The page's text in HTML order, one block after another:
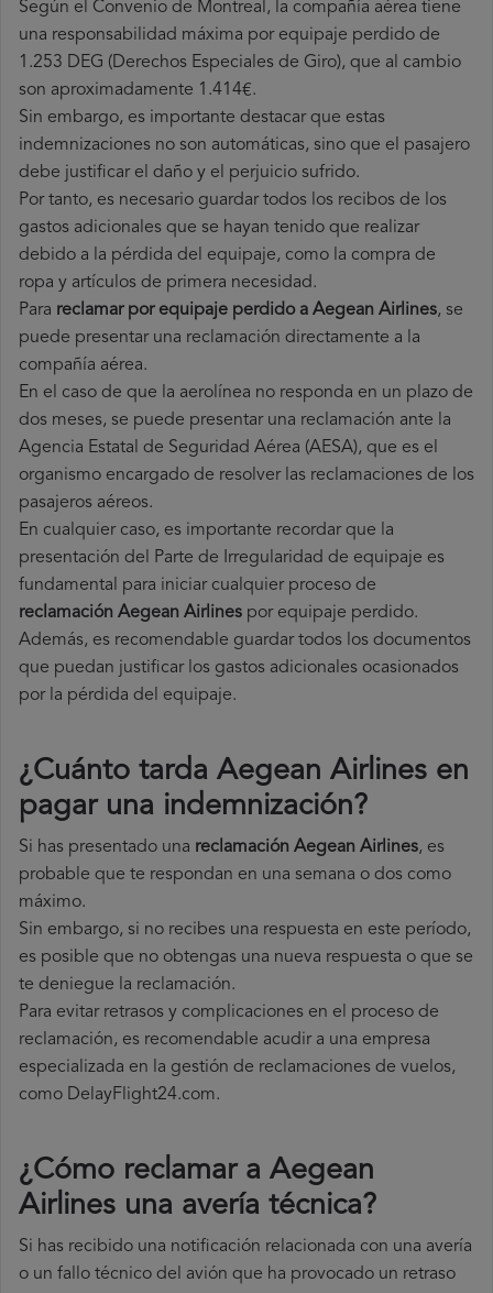
Según el Convenio de Montreal, la compañía aérea tiene
una responsabilidad máxima por equipaje perdido de
1.253 DEG (Derechos Especiales de Giro), que al cambio
son aproximadamente 1.414€.
Sin embargo, es importante destacar que estas
indemnizaciones no son automáticas, sino que el pasajero
debe justificar el daño y el perjuicio sufrido.
Por tanto, es necesario guardar todos los recibos de los
gastos adicionales que se hayan tenido que realizar
debido a la pérdida del equipaje, como la compra de
ropa y artículos de primera necesidad.
Para reclamar por equipaje perdido a Aegean Airlines, se
puede presentar una reclamación directamente a la
compañía aérea.
En el caso de que la aerolínea no responda en un plazo de
dos meses, se puede presentar una reclamación ante la
Agencia Estatal de Seguridad Aérea (AESA), que es el
organismo encargado de resolver las reclamaciones de los
pasajeros aéreos.
En cualquier caso, es importante recordar que la
presentación del Parte de Irregularidad de equipaje es
fundamental para iniciar cualquier proceso de
reclamación Aegean Airlines por equipaje perdido.
Además, es recomendable guardar todos los documentos
que puedan justificar los gastos adicionales ocasionados
por la pérdida del equipaje.
¿Cuánto tarda Aegean Airlines en
pagar una indemnización?
Si has presentado una reclamación Aegean Airlines, es
probable que te respondan en una semana o dos como
máximo.
Sin embargo, si no recibes una respuesta en este período,
es posible que no obtengas una nueva respuesta o que se
te deniegue la reclamación.
Para evitar retrasos y complicaciones en el proceso de
reclamación, es recomendable acudir a una empresa
especializada en la gestión de reclamaciones de vuelos,
como DelayFlight24.com.
¿Cómo reclamar a Aegean
Airlines una avería técnica?
Si has recibido una notificación relacionada con una avería
o un fallo técnico del avión que ha provocado un retraso